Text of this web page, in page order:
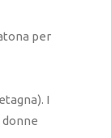
per
I